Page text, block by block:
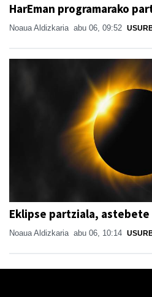
HarEman programarako
Noaua Aldizkaria abu 06, 09:52
Eklipse partziala, astebete
Noaua Aldizkaria abu 06, 10:14